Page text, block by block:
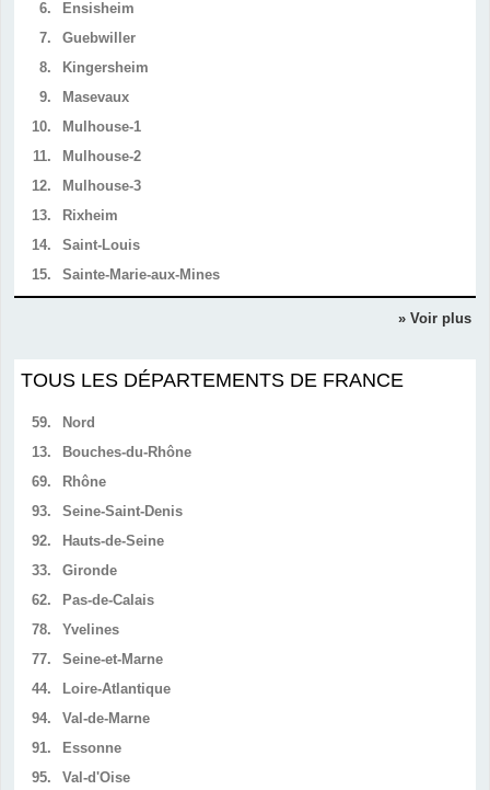
6.
Ensisheim
7.
Guebwiller
8.
Kingersheim
9.
Masevaux
10.
Mulhouse-1
11.
Mulhouse-2
12.
Mulhouse-3
13.
Rixheim
14.
Saint-Louis
15.
Sainte-Marie-aux-Mines
» Voir plus
TOUS LES DÉPARTEMENTS DE FRANCE
59.
Nord
13.
Bouches-du-Rhône
69.
Rhône
93.
Seine-Saint-Denis
92.
Hauts-de-Seine
33.
Gironde
62.
Pas-de-Calais
78.
Yvelines
77.
Seine-et-Marne
44.
Loire-Atlantique
94.
Val-de-Marne
91.
Essonne
95.
Val-d'Oise